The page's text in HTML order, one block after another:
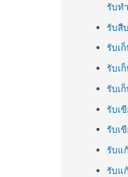
รับท
รับสื
รับเ
รับเ
รับเ
รับเ
รับเ
รับแ
รับแ